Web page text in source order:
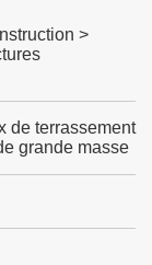
>
de terrassement
grande masse